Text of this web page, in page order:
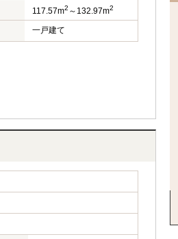
117.57m2 ～132.97m2
一戸建て